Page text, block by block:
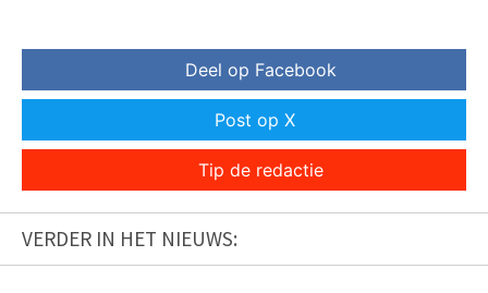
Deel op Facebook
Post op X
Tip de redactie
VERDER IN HET NIEUWS: